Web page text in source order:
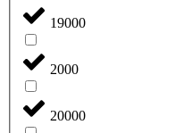
19000
2000
20000